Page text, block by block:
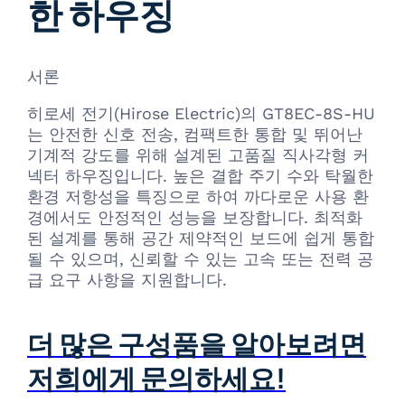
한 하우징
서론
히로세 전기(Hirose Electric)의 GT8EC-8S-HU
는 안전한 신호 전송, 컴팩트한 통합 및 뛰어난
기계적 강도를 위해 설계된 고품질 직사각형 커
넥터 하우징입니다. 높은 결합 주기 수와 탁월한
환경 저항성을 특징으로 하여 까다로운 사용 환
경에서도 안정적인 성능을 보장합니다. 최적화
된 설계를 통해 공간 제약적인 보드에 쉽게 통합
될 수 있으며, 신뢰할 수 있는 고속 또는 전력 공
급 요구 사항을 지원합니다.
더 많은 구성품을 알아보려면
저희에게 문의하세요!